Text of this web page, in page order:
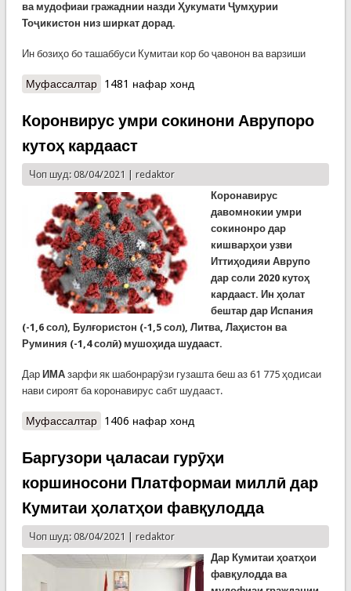
ва мудофиаи гражаднии назди Ҳукумати Ҷумҳурии
Тоҷикистон низ ширкат дорад.
Ин бозиҳо бо ташаббуси Кумитаи кор бо ҷавонон ва варзиши
Муфассалтаро Боз як бозӣ ва боз як пирӯзӣ: Ҳисоб 2:0!
1481 нафар хонд
Коронвирус умри сокинони Аврупоро
кутоҳ кардааст
Чоп шуд: 08/04/2021 | redaktor
Коронавирус
давомнокии умри
сокинонро дар
кишварҳои узви
Иттиҳодияи Аврупо
дар соли 2020 кутоҳ
кардааст. Ин ҳолат
бештар дар Испания
(-1,6 сол), Булғористон (-1,5 сол), Литва, Лаҳистон ва
Руминия (-1,4 солӣ) мушоҳида шудааст.
Дар ИМА зарфи як шабонрарӯзи гузашта беш аз 61 775 ҳодисаи
нави сироят ба коронавирус сабт шудааст.
Муфассалтаро Коронвирус умри сокинони Аврупоро кутоҳ
1406 нафар хонд
Баргузори ҷаласаи гурӯҳи
коршиносони Платформаи миллӣ дар
Кумитаи ҳолатҳои фавқулодда
Чоп шуд: 08/04/2021 | redaktor
Дар Кумитаи ҳоатҳои
фавқулодда ва